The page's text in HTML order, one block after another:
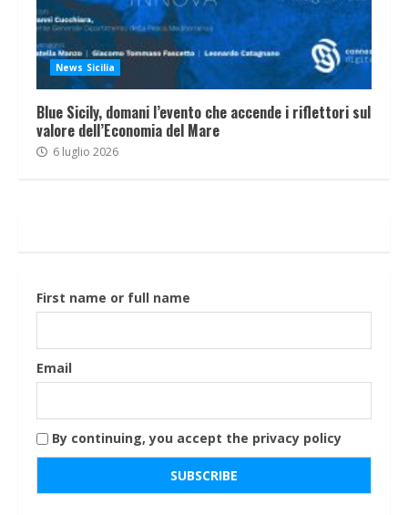
News Sicilia
Blue Sicily, domani l’evento che accende i riflettori sul
valore dell’Economia del Mare
6 luglio 2026
First name or full name
Email
By continuing, you accept the privacy policy